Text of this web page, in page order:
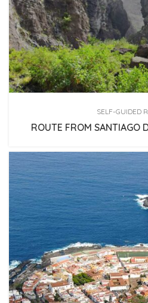
SELF-GUIDED
ROUTE FROM SANTIAGO